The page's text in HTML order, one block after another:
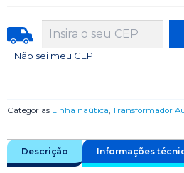
Não sei meu CEP
Categorias Linha naútica, Transformador
Descrição Informações